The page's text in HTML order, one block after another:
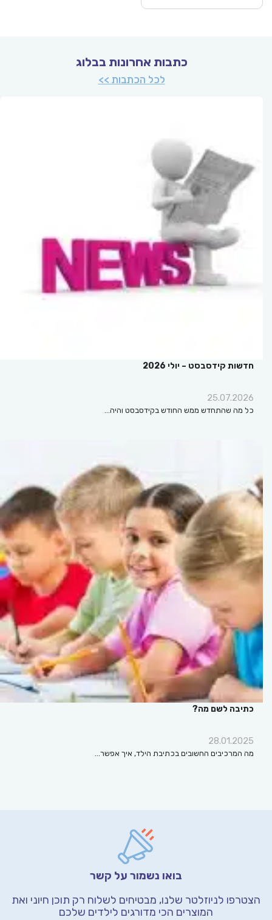
כתבות אחרונות בבלוג
לכל הכתבות >>
חדשות קידסבסט – יולי 2026
25.07.2026
כל מה שהתחדש ממש החודש בקידסבסט והיה…
כתיבה לשם מה?
28.01.2025
מה המרכיבים החשובים בכתיבת הילד, איך אפשר…
בואו נשמור על קשר
הצטרפו לניוזלטר שלנו, מבטיחים לשלוח רק תוכן חיוני ואת
המוצרים הכי מדורגים לילדים שלכם